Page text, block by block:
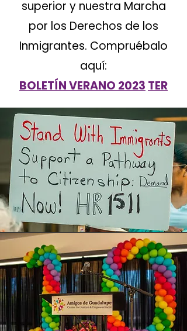
superior y nuestra Marcha
por los Derechos de los
Inmigrantes. Compruébalo
aquí:
BOLETÍN VERANO 2023 TER